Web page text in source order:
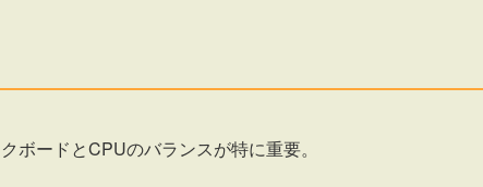
ボードとCPUのバランスが特に重要。